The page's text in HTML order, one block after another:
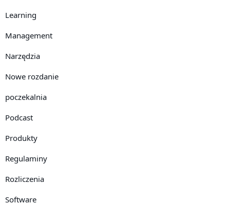
Learning
Management
Narzędzia
Nowe rozdanie
poczekalnia
Podcast
Produkty
Regulaminy
Rozliczenia
Software